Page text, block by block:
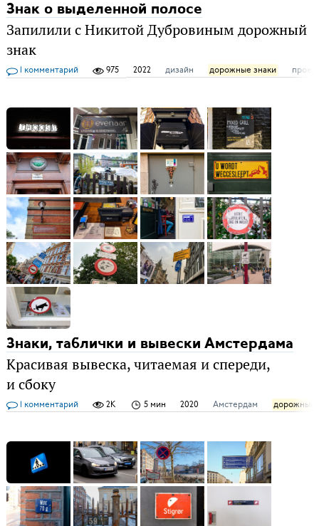
Знак о выделенной полосе
Запилили с Никитой Дубровиным дорожный
знак
1 комментарий 975 2022 дизайн дорожные знаки
Знаки, таблички и вывески Амстердама
Красивая вывеска, читаемая и спереди,
и сбоку
1 комментарий 2K 5 мин 2020 Амстердам дорожные